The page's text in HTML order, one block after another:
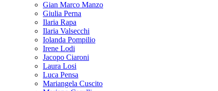
Gian Marco Manzo
Giulia Perna
Ilaria Rapa
Ilaria Valsecchi
Iolanda Pompilio
Irene Lodi
Jacopo Ciaroni
Laura Losi
Luca Pensa
Mariangela Cuscito